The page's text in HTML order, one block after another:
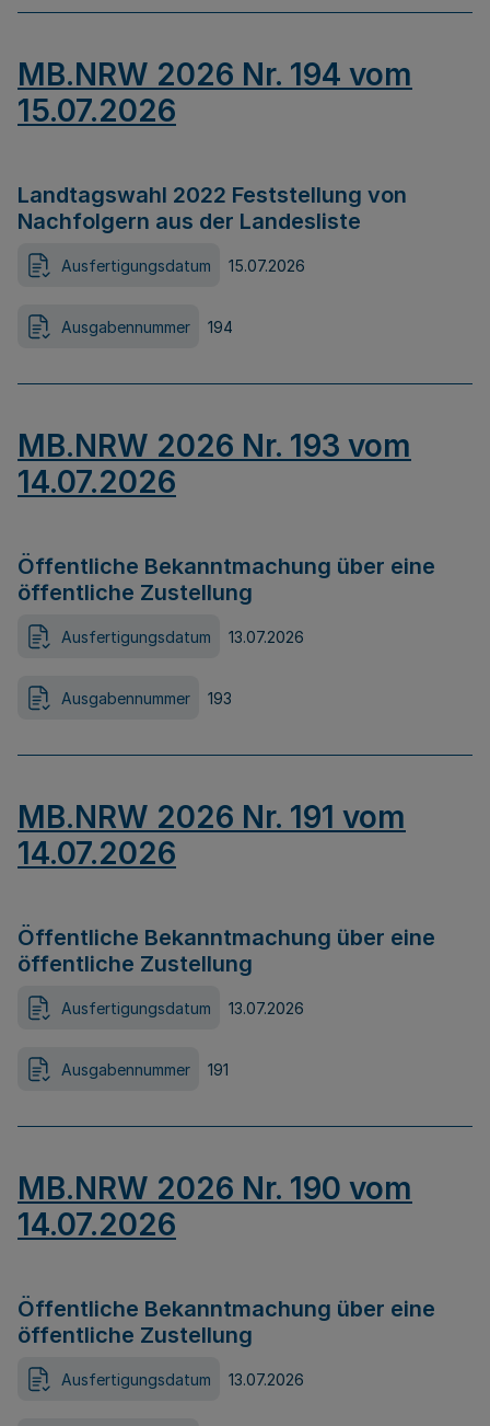
MB.NRW 2026 Nr. 194 vom
15.07.2026
Landtagswahl 2022 Feststellung von
Nachfolgern aus der Landesliste
Ausfertigungsdatum 15.07.2026
Ausgabennummer 194
MB.NRW 2026 Nr. 193 vom
14.07.2026
Öffentliche Bekanntmachung über eine
öffentliche Zustellung
Ausfertigungsdatum 13.07.2026
Ausgabennummer 193
MB.NRW 2026 Nr. 191 vom
14.07.2026
Öffentliche Bekanntmachung über eine
öffentliche Zustellung
Ausfertigungsdatum 13.07.2026
Ausgabennummer 191
MB.NRW 2026 Nr. 190 vom
14.07.2026
Öffentliche Bekanntmachung über eine
öffentliche Zustellung
Ausfertigungsdatum 13.07.2026